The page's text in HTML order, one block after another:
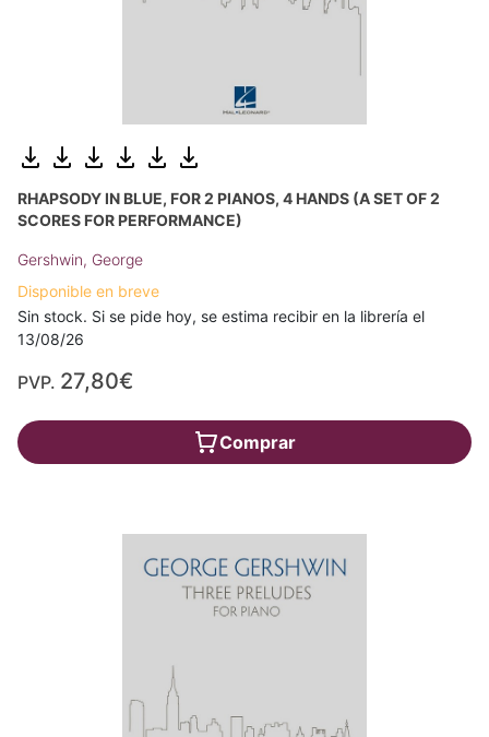
RHAPSODY IN BLUE, FOR 2 PIANOS, 4 HANDS (A SET OF 2
SCORES FOR PERFORMANCE)
Gershwin, George
Disponible en breve
Sin stock. Si se pide hoy, se estima recibir en la librería el
13/08/26
PVP. 27,80€
Comprar